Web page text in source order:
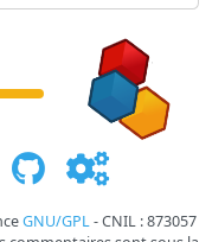
GNU/GPL- CNIL : 873057